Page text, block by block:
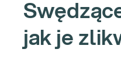
jak je